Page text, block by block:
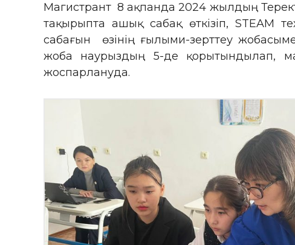
Магистрант 8 ақпанда 2024 жылдың
тақырыпта ашық сабақ өткізіп, STEAM
сабағын өзінің ғылыми-зерттеу
жоба наурыздың 5-де қорытындылап,
жоспарлануда.